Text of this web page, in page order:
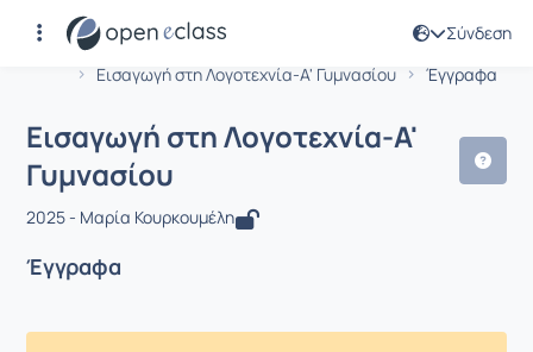
Σύνδεση
Αρχική Σελίδα
Εισαγωγή στη Λογοτεχνία-Α' Γυμνασίου
Έγγραφα
Μάθημα : Εισαγωγή στη Λογοτεχνία-
Εισαγωγή στη Λογοτεχνία-Α'
Γυμνασίου
2025 - Μαρία Κουρκουμέλη
Έγγραφα